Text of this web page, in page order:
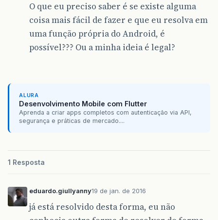
O que eu preciso saber é se existe alguma
coisa mais fácil de fazer e que eu resolva em
uma função própria do Android, é
possível??? Ou a minha ideia é legal?
ALURA
Desenvolvimento Mobile com Flutter
Aprenda a criar apps completos com autenticação via API,
segurança e práticas de mercado....
1 Resposta
eduardo.giullyanny19 de jan. de 2016
já está resolvido desta forma, eu não